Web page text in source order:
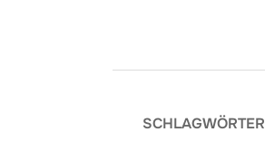
SCHLAGWÖRTER